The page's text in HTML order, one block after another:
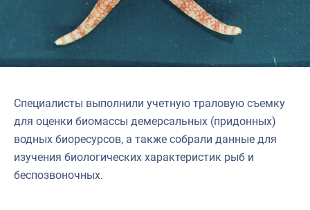
Специалисты выполнили учетную траловую съемку
для оценки биомассы демерсальных (придонных)
водных биоресурсов, а также собрали данные для
изучения биологических характеристик рыб и
беспозвоночных.